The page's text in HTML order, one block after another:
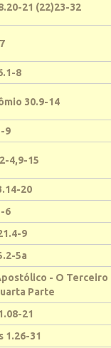
21 (22)23-32
8
30.9-14
9
4,9-15
20
6
9
5a
- O Terceiro
Parte
21
1.26-31